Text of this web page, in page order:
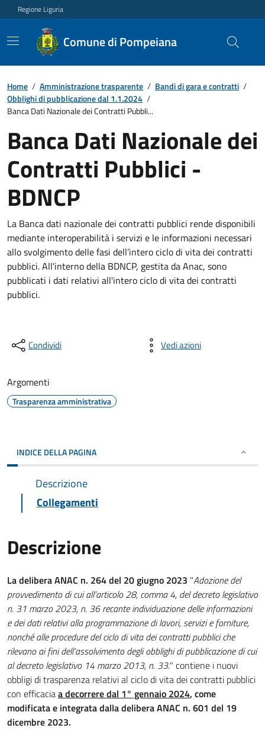
Regione Liguria
Comune di Pompeiana
Home / Amministrazione trasparente / Bandi di gara e contratti /
Obblighi di pubblicazione dal 1.1.2024 /
Banca Dati Nazionale dei Contratti Pubbli...
Banca Dati Nazionale dei
Contratti Pubblici -
BDNCP
La Banca dati nazionale dei contratti pubblici rende disponibili
mediante interoperabilità i servizi e le informazioni necessari
allo svolgimento delle fasi dell’intero ciclo di vita dei contratti
pubblici. All'interno della BDNCP, gestita da Anac, sono
pubblicati i dati relativi all'intero ciclo di vita dei contratti
pubblici.
Condividi Vedi azioni
Argomenti
Trasparenza amministrativa
INDICE DELLA PAGINA
Descrizione
Collegamenti
Descrizione
Ladelibera ANAC n. 264 del 20 giugno 2023 "Adozione del
provvedimento di cui all’articolo 28, comma 4, del decreto legislativo
n. 31 marzo 2023, n. 36 recante individuazione delle informazioni
e dei dati relativi alla programmazione di lavori, servizi e forniture,
nonché alle procedure del ciclo di vita dei contratti pubblici che
rilevano ai fini dell’assolvimento degli obblighi di pubblicazione di cui
al decreto legislativo 14 marzo 2013, n. 33." contiene i nuovi
obbligi di trasparenza relativi al ciclo di vita dei contratti pubblici
con efficaciaa decorrere dal 1° gennaio 2024, come
modificata e integrata dalladelibera ANAC n. 601 del 19
dicembre 2023.